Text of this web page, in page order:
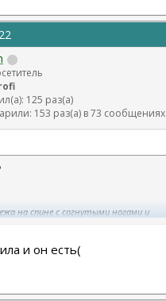
125 раз(а)
153 раз(а) в 73 сообщениях
на спине с согнутыми ногами и
задать)))
и он есть(